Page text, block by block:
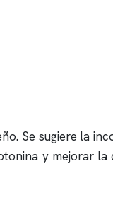
Se sugiere la
y mejorar la